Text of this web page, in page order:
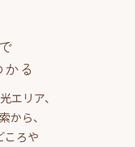
る
エリア、
から、
ころや